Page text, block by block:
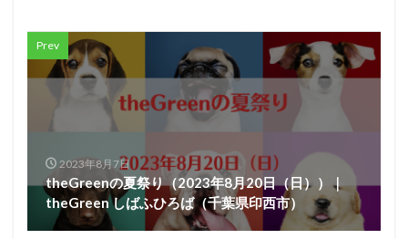
Prev
2023年8月7日
theGreenの夏祭り（2023年8月20日（日））｜
theGreen しばふひろば（千葉県印西市）